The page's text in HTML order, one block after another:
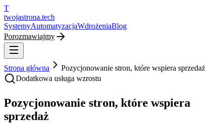
T
twojastrona.tech
SystemyAutomatyzacjaWdrożeniaBlog
Porozmawiajmy
Strona główna
Pozycjonowanie stron, które wspiera sprzedaż
Dodatkowa usługa wzrostu
Pozycjonowanie stron, które wspiera
sprzedaż